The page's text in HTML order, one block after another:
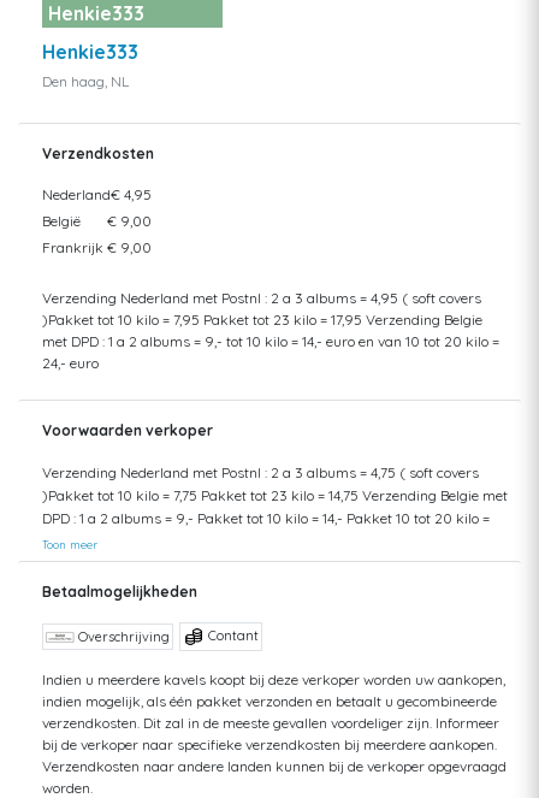
Henkie333
Henkie333
Den haag, NL
Verzendkosten
Nederland€ 4,95
België
€ 9,00
Frankrijk € 9,00
Verzending Nederland met Postnl : 2 a 3 albums = 4,95 ( soft covers
)Pakket tot 10 kilo = 7,95 Pakket tot 23 kilo = 17,95 Verzending Belgie
met DPD : 1 a 2 albums = 9,- tot 10 kilo = 14,- euro en van 10 tot 20 kilo =
24,- euro
Voorwaarden verkoper
Verzending Nederland met Postnl : 2 a 3 albums = 4,75 ( soft covers
)Pakket tot 10 kilo = 7,75 Pakket tot 23 kilo = 14,75 Verzending Belgie met
DPD : 1 a 2 albums = 9,- Pakket tot 10 kilo = 14,- Pakket 10 tot 20 kilo =
24,- Ophalen in Den Haag kan ook
Toon meer
Betaalmogelijkheden
Overschrijving Contant
Indien u meerdere kavels koopt bij deze verkoper worden uw aankopen,
indien mogelijk, als één pakket verzonden en betaalt u gecombineerde
verzendkosten. Dit zal in de meeste gevallen voordeliger zijn. Informeer
bij de verkoper naar specifieke verzendkosten bij meerdere aankopen.
Verzendkosten naar andere landen kunnen bij de verkoper opgevraagd
worden.